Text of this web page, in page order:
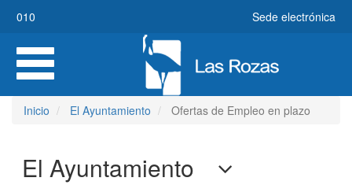
principal
010 Sede electrónica
Toggle
navigation
Inicio El Ayuntamiento Ofertas de Empleo en plazo
El Ayuntamiento